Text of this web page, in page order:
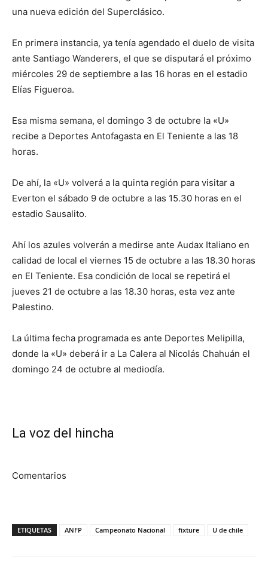
una nueva edición del Superclásico.
En primera instancia, ya tenía agendado el duelo de visita
ante Santiago Wanderers, el que se disputará el próximo
miércoles 29 de septiembre a las 16 horas en el estadio
Elías Figueroa.
Esa misma semana, el domingo 3 de octubre la «U»
recibe a Deportes Antofagasta en El Teniente a las 18
horas.
De ahí, la «U» volverá a la quinta región para visitar a
Everton el sábado 9 de octubre a las 15.30 horas en el
estadio Sausalito.
Ahí los azules volverán a medirse ante Audax Italiano en
calidad de local el viernes 15 de octubre a las 18.30 horas
en El Teniente. Esa condición de local se repetirá el
jueves 21 de octubre a las 18.30 horas, esta vez ante
Palestino.
La última fecha programada es ante Deportes Melipilla,
donde la «U» deberá ir a La Calera al Nicolás Chahuán el
domingo 24 de octubre al mediodía.
La voz del hincha
Comentarios
ETIQUETAS ANFP Campeonato Nacional fixture U de chile